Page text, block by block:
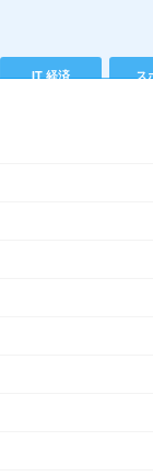
IT 経済 ス